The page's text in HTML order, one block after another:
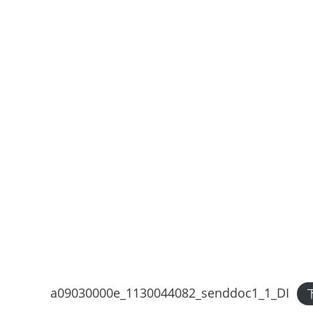
a09030000e_1130044082_senddoc1_1_DI